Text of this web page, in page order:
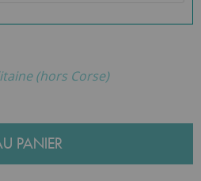
(hors Corse)
PANIER